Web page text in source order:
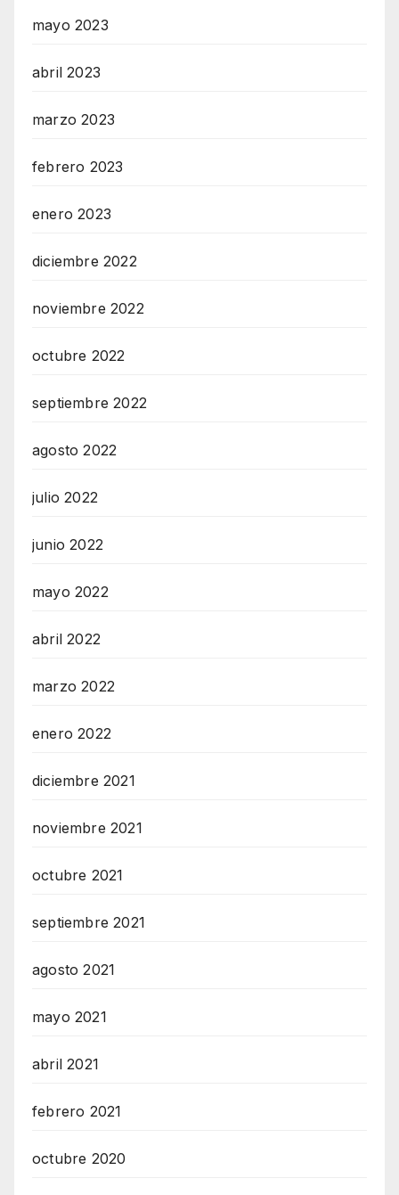
mayo 2023
abril 2023
marzo 2023
febrero 2023
enero 2023
diciembre 2022
noviembre 2022
octubre 2022
septiembre 2022
agosto 2022
julio 2022
junio 2022
mayo 2022
abril 2022
marzo 2022
enero 2022
diciembre 2021
noviembre 2021
octubre 2021
septiembre 2021
agosto 2021
mayo 2021
abril 2021
febrero 2021
octubre 2020